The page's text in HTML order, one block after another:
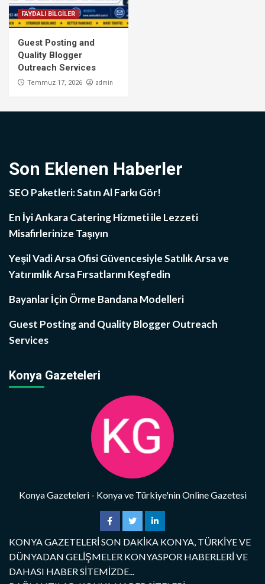
FAYDALI BİLGİLER
Guest Posting and
Quality Blogger
Outreach Services
Temmuz 17, 2026 admin
Son Eklenen Haberler
SEO Paketleri: Satın Al Farkı Gör!
En İyi Ankara Catering Hizmeti ile Lezzeti
Misafirlerinize Taşıyın
Yeşil Vadi Arsa Ofisi Güvencesiyle Satılık Arsa ve
Yatırımlık Arsa Fırsatlarını Keşfedin
Bayanlar İçin Örme Bandana Modelleri
Guest Posting and Quality Blogger Outreach
Services
Konya Gazeteleri
Konya Gazeteleri - Konya ve Türkiye'nin Online Gazetesi
KONYA GAZETELERİ SON DAKİKA KONYA, TÜRKİYE VE
DÜNYADAN GELİŞMELER KONYASPOR HABERLERİ VE
DAHASI HABER SİTEMİZDE...